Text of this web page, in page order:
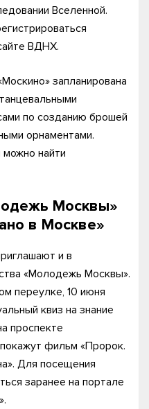
Вселенной.
ВДНХ.
запланирована
по созданию брошей
орнаментами.
найти
Москвы»
в Москве»
и в
«Молодежь Москвы».
переулке, 10 июня
квиз на знание
проспекте
фильм «Пророк.
Для посещения
заранее на портале